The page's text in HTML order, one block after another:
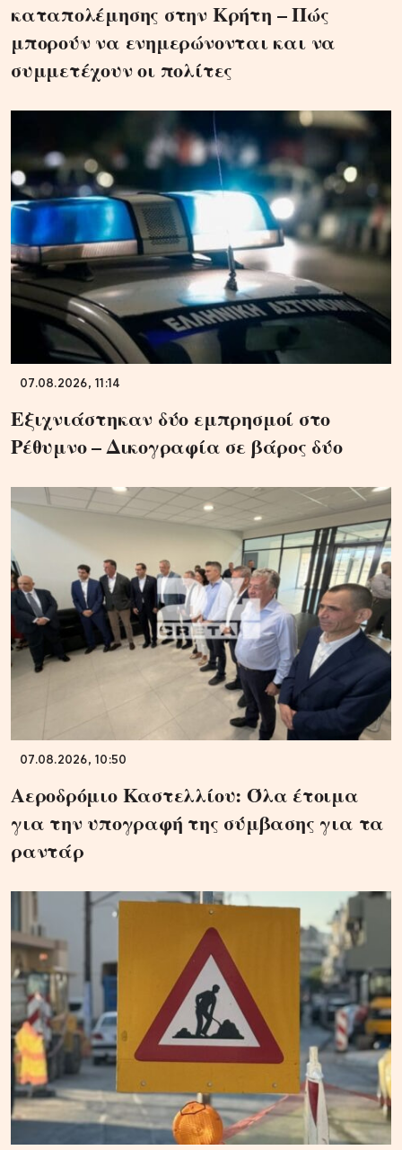
καταπολέμησης στην Κρήτη – Πώς
μπορούν να ενημερώνονται και να
συμμετέχουν οι πολίτες
07.08.2026, 11:14
Εξιχνιάστηκαν δύο εμπρησμοί στο
Ρέθυμνο – Δικογραφία σε βάρος δύο
07.08.2026, 10:50
Αεροδρόμιο Καστελλίου: Όλα έτοιμα
για την υπογραφή της σύμβασης για τα
ραντάρ